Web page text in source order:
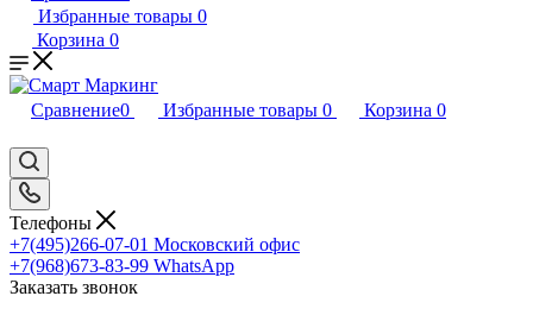
Избранные товары 0
Корзина 0
Сравнение0 Избранные товары 0 Корзина 0
Телефоны
+7(495)266-07-01 Московский офис
+7(968)673-83-99 WhatsApp
Заказать звонок